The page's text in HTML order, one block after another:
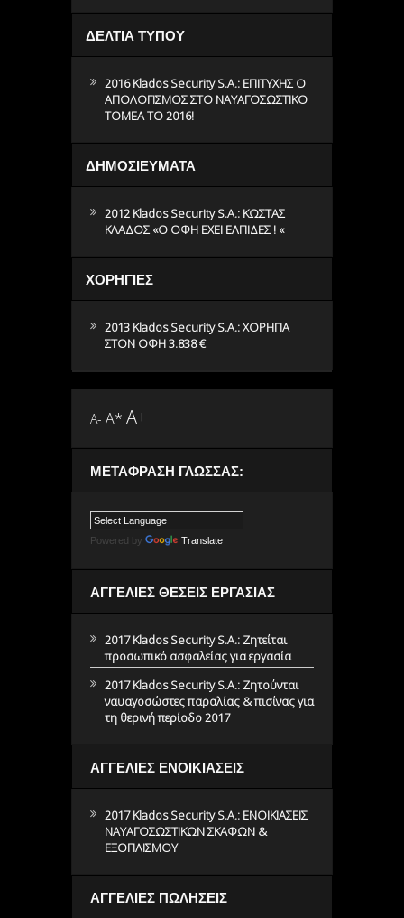
ΔΕΛΤΙΑ ΤΥΠΟΥ
2016 Klados Security S.A.: ΕΠΙΤΥΧΗΣ Ο
ΑΠΟΛΟΓΙΣΜΟΣ ΣΤΟ ΝΑΥΑΓΟΣΩΣΤΙΚΟ
ΤΟΜΕΑ ΤΟ 2016!
ΔΗΜΟΣΙΕΥΜΑΤΑ
2012 Klados Security S.A.: ΚΩΣΤΑΣ
ΚΛΑΔΟΣ «O ΟΦΗ ΕΧΕΙ ΕΛΠΙΔΕΣ ! «
ΧΟΡΗΓΙΕΣ
2013 Klados Security S.A.: ΧΟΡΗΓΙΑ
ΣΤΟΝ ΟΦΗ 3.838 €
A- A* A+
ΜΕΤΆΦΡΑΣΗ ΓΛΏΣΣΑΣ:
Powered by Translate
ΑΓΓΕΛΙΕΣ ΘΕΣΕΙΣ ΕΡΓΑΣΙΑΣ
2017 Klados Security S.A.: Ζητείται
προσωπικό ασφαλείας για εργασία
2017 Klados Security S.A.: Ζητούνται
ναυαγοσώστες παραλίας & πισίνας για
τη θερινή περίοδο 2017
ΑΓΓΕΛΙΕΣ ΕΝΟΙΚΙΑΣΕΙΣ
2017 Klados Security S.A.: ΕΝΟΙΚΙΑΣΕΙΣ
ΝΑΥΑΓΟΣΩΣΤΙΚΩΝ ΣΚΑΦΩΝ &
ΕΞΟΠΛΙΣΜΟΥ
ΑΓΓΕΛΙΕΣ ΠΩΛΗΣΕΙΣ